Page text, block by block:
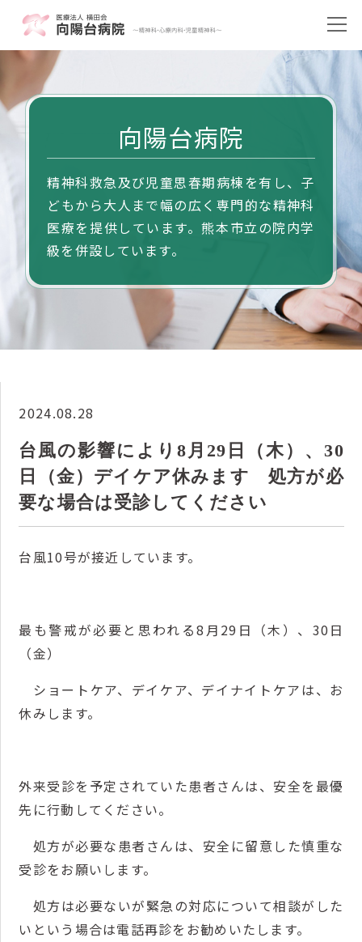
向陽台病院
精神科救急及び児童思春期病棟を有し、子
どもから大人まで幅の広く専門的な精神科
医療を提供しています。熊本市立の院内学
級を併設しています。
2024.08.28
台風の影響により8月29日（木）、30
日（金）デイケア休みます 処方が必
要な場合は受診してください
台風10号が接近しています。
最も警戒が必要と思われる8月29日（木）、30日
（金）
ショートケア、デイケア、デイナイトケアは、お
休みします。
外来受診を予定されていた患者さんは、安全を最優
先に行動してください。
処方が必要な患者さんは、安全に留意した慎重な
受診をお願いします。
処方は必要ないが緊急の対応について相談がした
いという場合は電話再診をお勧めいたします。